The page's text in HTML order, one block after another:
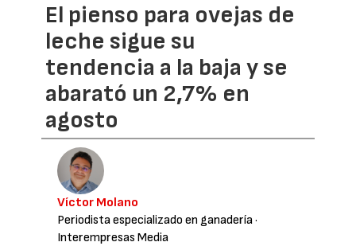
El pienso para ovejas de
leche sigue su
tendencia a la baja y se
abarató un 2,7% en
agosto
Víctor Molano
Periodista especializado en ganadería·
Interempresas Media